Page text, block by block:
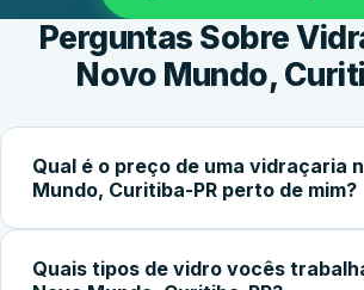
Perguntas Sobre
Novo Mundo,
Qual é o preço de uma vidraçaria
Mundo, Curitiba-PR perto de mim?
dimensões, espessura, acessórios e
Quais tipos de vidro vocês